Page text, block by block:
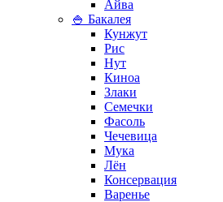
Айва
🍚 Бакалея
Кунжут
Рис
Нут
Киноа
Злаки
Семечки
Фасоль
Чечевица
Мука
Лён
Консервация
Варенье